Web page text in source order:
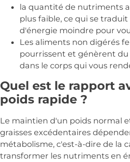
la quantité de nutriments
plus faible, ce qui se
d'énergie moindre pour
Les aliments non digérés
pourrissent et génèrent
dans le corps qui vous
Quel est le rapport
poids rapide ?
Le maintien d'un poids normal
graisses excédentaires
métabolisme, c'est-à-dire de la
transformer les nutriments en